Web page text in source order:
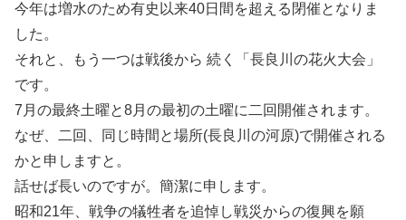
今年は増水のため有史以来40日間を超える閉催となりま
した。
それと、もう一つは戦後から 続く「長良川の花火大会」
です。
7月の最終土曜と8月の最初の土曜に二回開催されます。
なぜ、二回、同じ時間と場所(長良川の河原)で開催される
かと申しますと。
話せば長いのですが。簡潔に申します。
昭和21年、戦争の犠牲者を追悼し戦災からの復興を願